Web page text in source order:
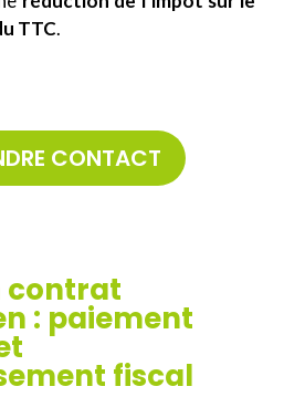
TTC.
CONTACT
contrat
: paiement
fiscal